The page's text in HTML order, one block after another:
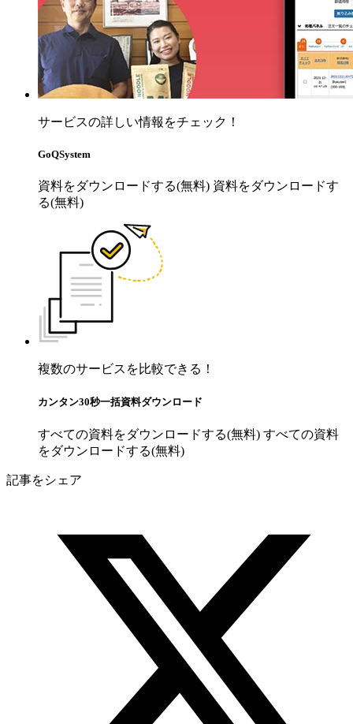
サービスの詳しい情報をチェック！
GoQSystem
資料をダウンロードする(無料) 資料をダウンロードす
る(無料)
複数のサービスを比較できる！
カンタン30秒一括資料ダウンロード
すべての資料をダウンロードする(無料) すべての資料
をダウンロードする(無料)
記事をシェア